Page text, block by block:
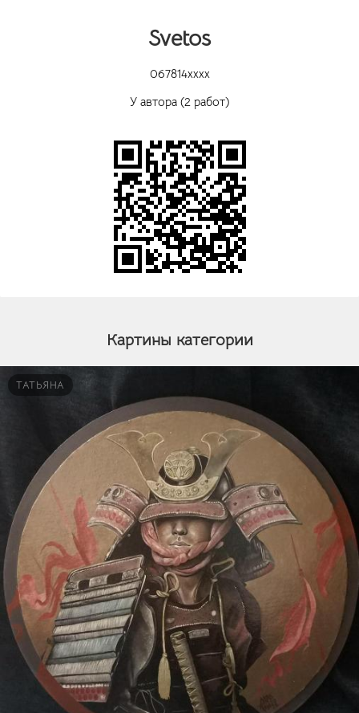
Svetos
067814xxxx
У автора (2 работ)
Картины категории
ТАТЬЯНА